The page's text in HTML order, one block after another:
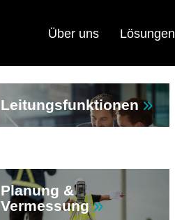
Über uns Lösungen
Leitungsfunktionen
Planung &
Vermessung